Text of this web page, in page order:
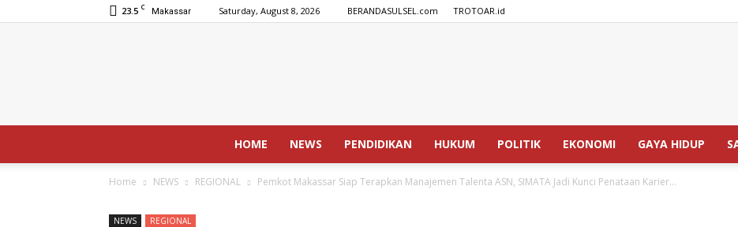
23.5 C Makassar Saturday, August 8, 2026 BERANDASULSEL.com TROTOAR.id
SPEDISIA.com
HOME NEWS PENDIDIKAN HUKUM POLITIK EKONOMI GAYA HIDUP
Home NEWS REGIONAL Pemkot Makassar Siap Terapkan Manajemen Talenta ASN, SIMATA Jadi Kunci Penataan Karier...
NEWS REGIONAL